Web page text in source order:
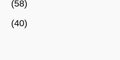
(58)
(40)